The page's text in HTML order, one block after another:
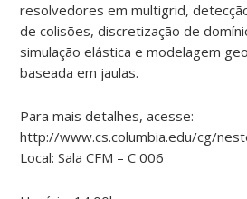
resolvedores em multigrid,
de colisões, discretização de
simulação elástica e modelagem
baseada em jaulas.
Para mais detalhes, acesse:
http://www.cs.columbia.edu/cg/
Local: Sala CFM – C 006